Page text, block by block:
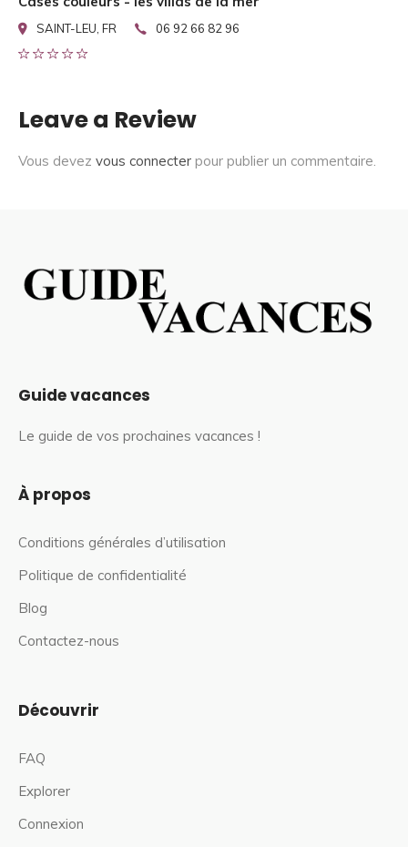
SAINT-LEU, FR 06 92 66 82 96
Leave a Review
Vous devez vous connecter pour publier un commentaire.
Guide vacances
Le guide de vos prochaines vacances !
À propos
Conditions générales d’utilisation
Politique de confidentialité
Blog
Contactez-nous
Découvrir
FAQ
Explorer
Connexion